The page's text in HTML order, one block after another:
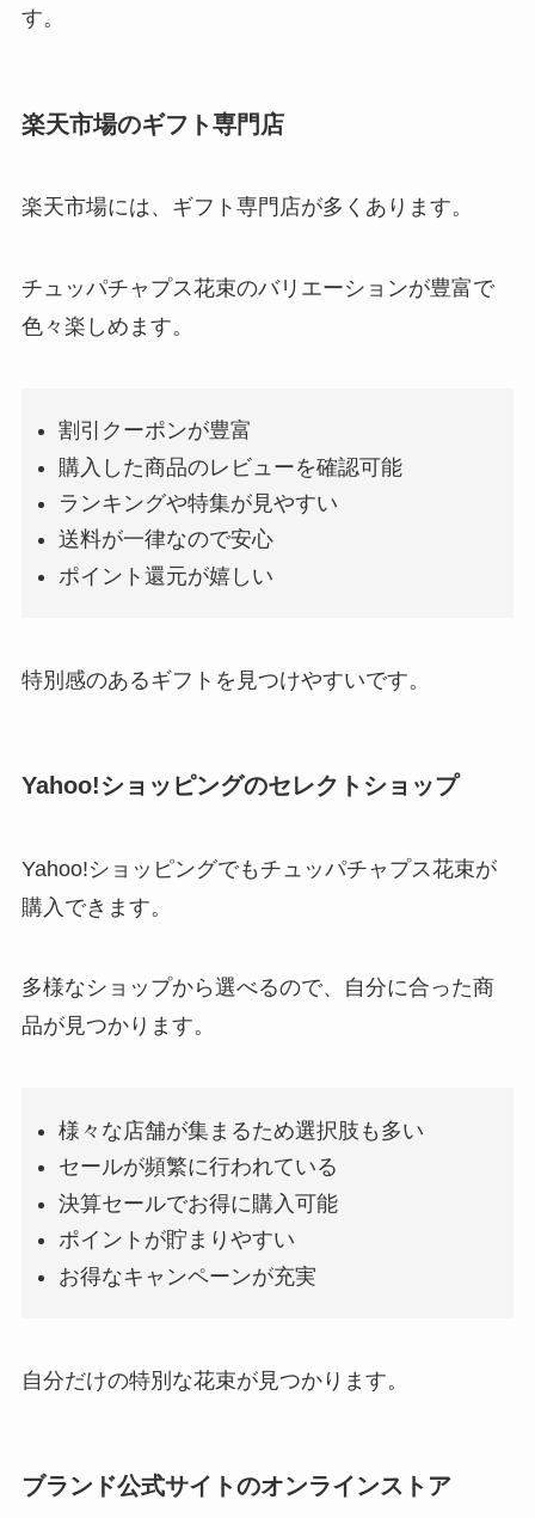
す。
楽天市場のギフト専門店
楽天市場には、ギフト専門店が多くあります。
チュッパチャプス花束のバリエーションが豊富で
色々楽しめます。
割引クーポンが豊富
購入した商品のレビューを確認可能
ランキングや特集が見やすい
送料が一律なので安心
ポイント還元が嬉しい
特別感のあるギフトを見つけやすいです。
Yahoo!ショッピングのセレクトショップ
Yahoo!ショッピングでもチュッパチャプス花束が
購入できます。
多様なショップから選べるので、自分に合った商
品が見つかります。
様々な店舗が集まるため選択肢も多い
セールが頻繁に行われている
決算セールでお得に購入可能
ポイントが貯まりやすい
お得なキャンペーンが充実
自分だけの特別な花束が見つかります。
ブランド公式サイトのオンラインストア